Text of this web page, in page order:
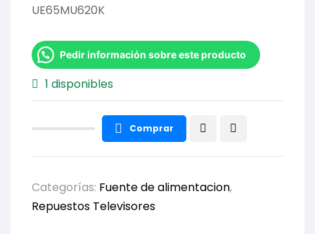
UE65MU620K
Pedir información sobre este producto
1 disponibles
Comprar
Categorías: Fuente de alimentacion,
Repuestos Televisores